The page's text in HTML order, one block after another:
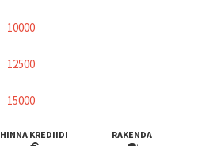
10000
12500
15000
HINNA KREDIIDI RAKENDA